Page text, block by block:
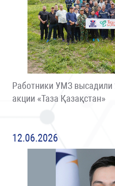
Работники УМЗ высадили
акции «Таза Қазақстан»
12.06.2026